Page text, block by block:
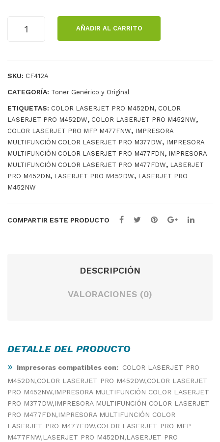
IGUANA
cantidad
AÑADIR AL CARRITO
SKU: CF412A
CATEGORÍA: Toner Genérico y Original
ETIQUETAS: COLOR LASERJET PRO M452DN, COLOR
LASERJET PRO M452DW, COLOR LASERJET PRO M452NW,
COLOR LASERJET PRO MFP M477FNW, IMPRESORA
MULTIFUNCIÓN COLOR LASERJET PRO M377DW, IMPRESORA
MULTIFUNCIÓN COLOR LASERJET PRO M477FDN, IMPRESORA
MULTIFUNCIÓN COLOR LASERJET PRO M477FDW, LASERJET
PRO M452DN, LASERJET PRO M452DW, LASERJET PRO
M452NW
COMPARTIR ESTE PRODUCTO
DESCRIPCIÓN
VALORACIONES (0)
DETALLE DEL PRODUCTO
» Impresoras compatibles con: COLOR LASERJET PRO
M452DN,COLOR LASERJET PRO M452DW,COLOR LASERJET
PRO M452NW,IMPRESORA MULTIFUNCIÓN COLOR LASERJET
PRO M377DW,IMPRESORA MULTIFUNCIÓN COLOR LASERJET
PRO M477FDN,IMPRESORA MULTIFUNCIÓN COLOR
LASERJET PRO M477FDW,COLOR LASERJET PRO MFP
M477FNW,LASERJET PRO M452DN,LASERJET PRO